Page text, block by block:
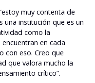
muy contenta de
institución que es un
como la
en cada
con eso. Creo que
que valora mucho la
crítico”.